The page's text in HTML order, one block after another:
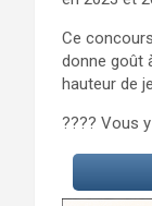
Ce
donne goût
hauteur de
???? Vous